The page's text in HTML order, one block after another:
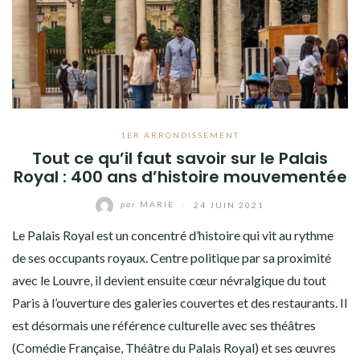
1ER ARRONDISSEMENT
Tout ce qu’il faut savoir sur le Palais
Royal : 400 ans d’histoire mouvementée
par MARIE 24 JUIN 2021
Le Palais Royal est un concentré d’histoire qui vit au rythme
de ses occupants royaux. Centre politique par sa proximité
avec le Louvre, il devient ensuite cœur névralgique du tout
Paris à l’ouverture des galeries couvertes et des restaurants. Il
est désormais une référence culturelle avec ses théâtres
(Comédie Française, Théâtre du Palais Royal) et ses œuvres